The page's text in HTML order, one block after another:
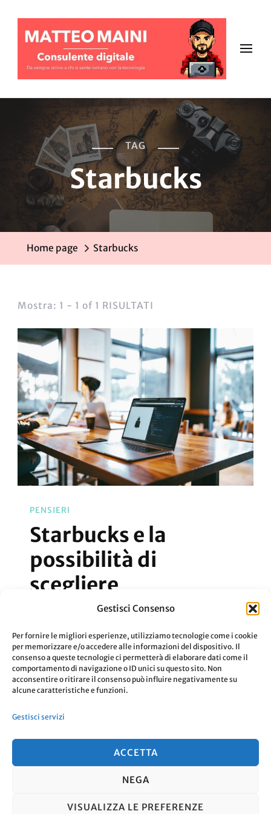
Gestisci Consenso
Per fornire le migliori esperienze, utilizziamo tecnologie come i cookie
per memorizzare e/o accedere alle informazioni del dispositivo. Il
consenso a queste tecnologie ci permetterà di elaborare dati come il
comportamento di navigazione o ID unici su questo sito. Non
acconsentire o ritirare il consenso può influire negativamente su
alcune caratteristiche e funzioni.
Gestisci servizi
ACCETTA
NEGA
VISUALIZZA LE PREFERENZE
TAG
Starbucks
Home page Starbucks
Mostra: 1 - 1 of 1 RISULTATI
PENSIERI
Starbucks e la
possibilità di
scegliere
posto giusto per me.
Aggiornato Il 7 Ottobre 2020 0 CommentiSu